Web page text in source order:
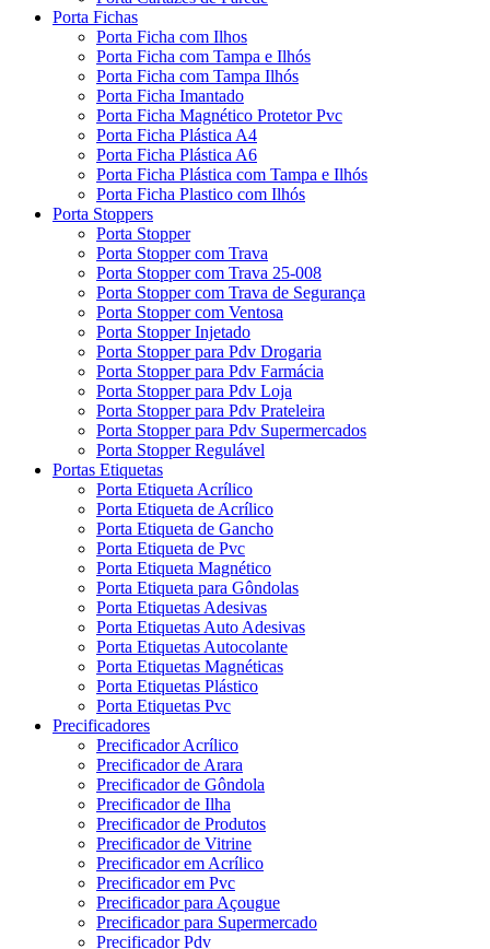
Porta Fichas
Porta Ficha com Ilhos
Porta Ficha com Tampa e Ilhós
Porta Ficha com Tampa Ilhós
Porta Ficha Imantado
Porta Ficha Magnético Protetor Pvc
Porta Ficha Plástica A4
Porta Ficha Plástica A6
Porta Ficha Plástica com Tampa e Ilhós
Porta Ficha Plastico com Ilhós
Porta Stoppers
Porta Stopper
Porta Stopper com Trava
Porta Stopper com Trava 25-008
Porta Stopper com Trava de Segurança
Porta Stopper com Ventosa
Porta Stopper Injetado
Porta Stopper para Pdv Drogaria
Porta Stopper para Pdv Farmácia
Porta Stopper para Pdv Loja
Porta Stopper para Pdv Prateleira
Porta Stopper para Pdv Supermercados
Porta Stopper Regulável
Portas Etiquetas
Porta Etiqueta Acrílico
Porta Etiqueta de Acrílico
Porta Etiqueta de Gancho
Porta Etiqueta de Pvc
Porta Etiqueta Magnético
Porta Etiqueta para Gôndolas
Porta Etiquetas Adesivas
Porta Etiquetas Auto Adesivas
Porta Etiquetas Autocolante
Porta Etiquetas Magnéticas
Porta Etiquetas Plástico
Porta Etiquetas Pvc
Precificadores
Precificador Acrílico
Precificador de Arara
Precificador de Gôndola
Precificador de Ilha
Precificador de Produtos
Precificador de Vitrine
Precificador em Acrílico
Precificador em Pvc
Precificador para Açougue
Precificador para Supermercado
Precificador Pdv